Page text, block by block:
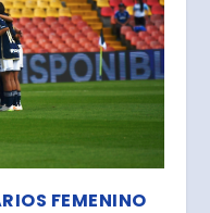
FEMENINO